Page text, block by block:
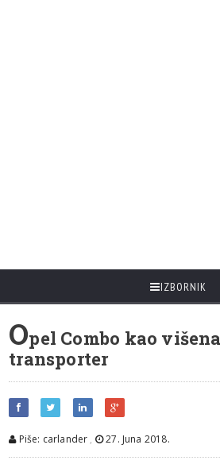
IZBORNIK
Opel Combo kao
transporter
Piše: carlander , 27. Juna 2018.